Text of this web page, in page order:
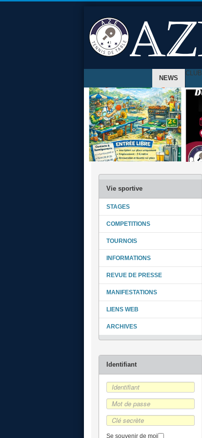
NEWS
CLUB
Se souvenir de moi
STAGES
COMPETITIONS
TOURNOIS
INFORMATIONS
REVUE DE PRESSE
MANIFESTATIONS
LIENS WEB
ARCHIVES